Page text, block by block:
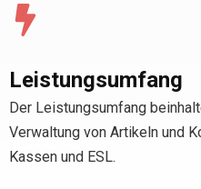
Leistungsumfang
Der Leistungsumfang
Verwaltung von Artikeln und
Kassen und ESL.